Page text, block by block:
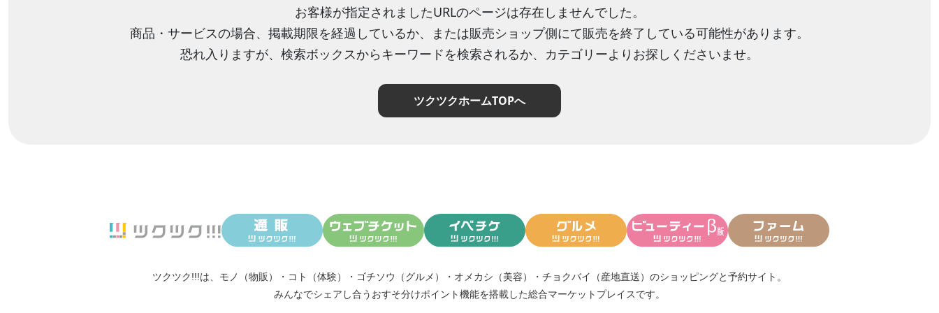
お客様が指定されましたURLのページは存在しませんでした。
商品・サービスの場合、掲載期限を経過しているか、または販売ショップ側にて販売を終了している可能性があります。
恐れ入りますが、検索ボックスからキーワードを検索されるか、カテゴリーよりお探しくださいませ。
ツクツクホームTOPへ
ツクツク!!!は、 モノ（物販） ・ コト（体験） ・ ゴチソウ（グルメ） ・ オメカシ（美容） ・ チョクバイ（産地直送） のショッピングと予約サイト。
みんなでシェアし合う おすそ分けポイント機能を搭載した総合マーケットプレイスです。